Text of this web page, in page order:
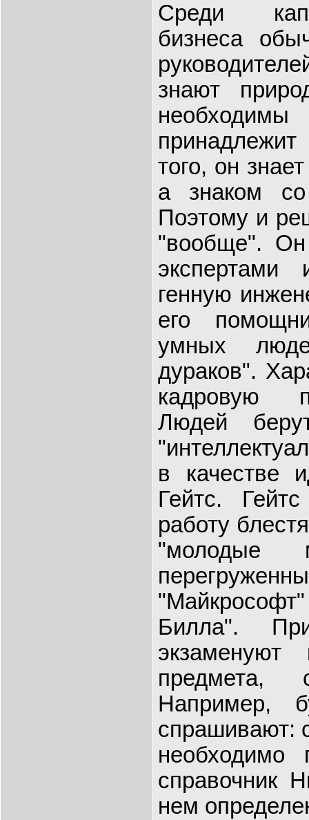
Среди
бизнеса
знают
того, он
а знаком со
Поэтому и
"вообще".
генную
его
умных
дураков".
кадровую
Людей
в качестве
Гейтс.
работу
"молодые
Билла".
предмета,
Например,
спрашивают:
необходимо
справочник
нем